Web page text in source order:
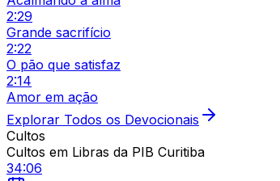
2:29
Grande sacrifício
2:22
O pão que satisfaz
2:14
Amor em ação
Explorar Todos os Devocionais
Cultos
Cultos em Libras da PIB Curitiba
34:06